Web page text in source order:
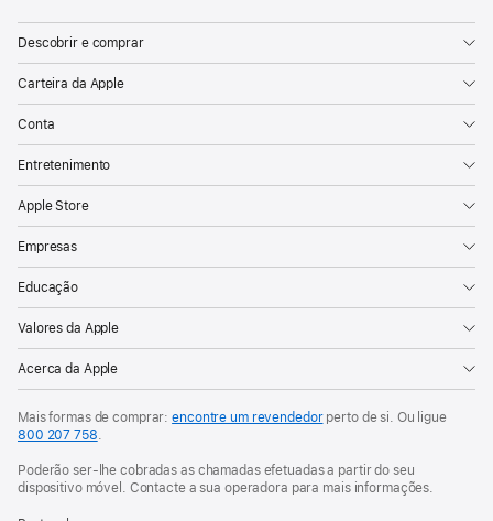
Descobrir e comprar
Carteira da Apple
Conta
Entretenimento
Apple Store
Empresas
Educação
Valores da Apple
Acerca da Apple
Mais formas de comprar:encontre um revendedorperto de si. Ou ligue
800 207 758
Poderão ser-lhe cobradas as chamadas efetuadas a partir do seu
dispositivo móvel. Contacte a sua operadora para mais informações.